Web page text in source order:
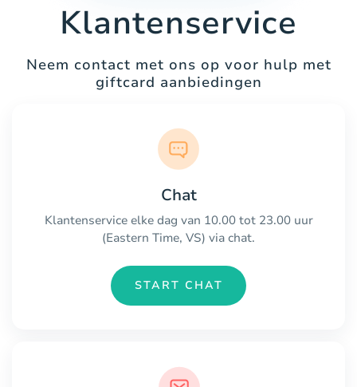
Klantenservice
Neem contact met ons op voor hulp met
giftcard aanbiedingen
Chat
Klantenservice elke dag van 10.00 tot 23.00 uur
(Eastern Time, VS) via chat.
START CHAT